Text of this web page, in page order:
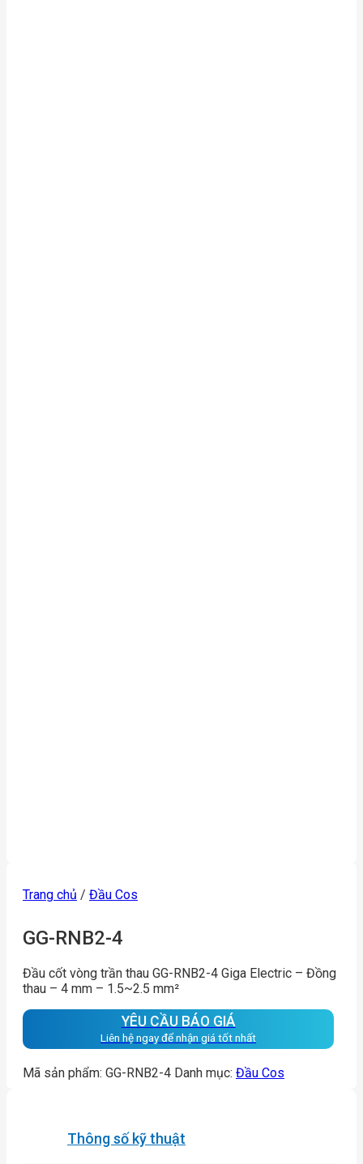
Trang chủ / Đầu Cos
GG-RNB2-4
Đầu cốt vòng trần thau GG-RNB2-4 Giga Electric – Đồng
thau – 4 mm – 1.5~2.5 mm²
YÊU CẦU BÁO GIÁ
Liên hệ ngay để nhận giá tốt nhất
Mã sản phẩm: GG-RNB2-4 Danh mục: Đầu Cos
Thông số kỹ thuật